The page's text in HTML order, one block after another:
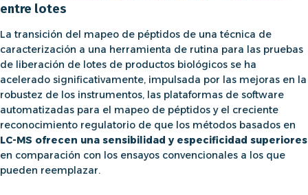
entre lotes
La transición del mapeo de péptidos de una técnica de
caracterización a una herramienta de rutina para las pruebas
de liberación de lotes de productos biológicos se ha
acelerado significativamente, impulsada por las mejoras en la
robustez de los instrumentos, las plataformas de software
automatizadas para el mapeo de péptidos y el creciente
reconocimiento regulatorio de que los métodos basados ​​en
LC-MS ofrecen una sensibilidad y especificidad superiores
en comparación con los ensayos convencionales a los que
pueden reemplazar.